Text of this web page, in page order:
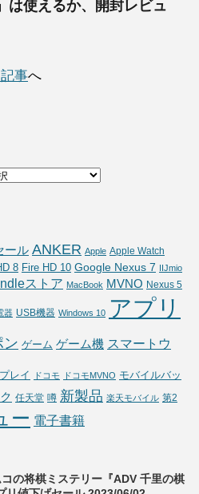
は使えるか、開封レビュ
事へ
ール ANKER Apple Apple Watch
8 Fire HD 10 Google Nexus 7 IIJmio
ストア MacBook MVNO Nexus 5
器 USB機器 Windows 10 アプリ
ン ゲーム ゲーム機 スマートウ
レイ ドコモ ドコモMVNO モバイルバッ
任天堂 噂 新製品 楽天モバイル 第2
ー 電子書籍
の将棋ミステリー『ADV 千里の棋